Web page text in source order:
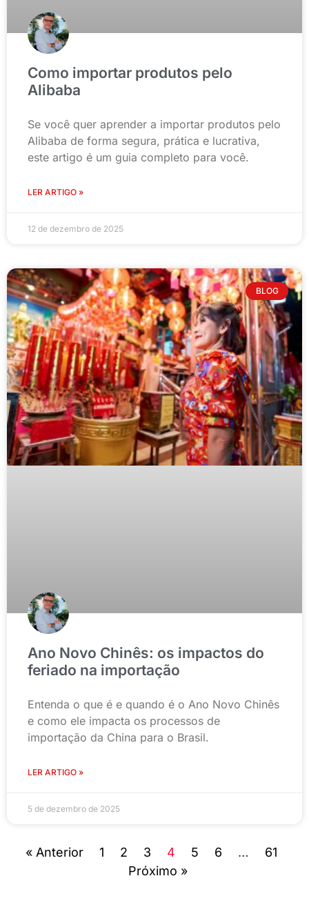
Como importar produtos pelo
Alibaba
Se você quer aprender a importar produtos pelo
Alibaba de forma segura, prática e lucrativa,
este artigo é um guia completo para você.
LER ARTIGO »
12 de dezembro de 2025
BLOG
Ano Novo Chinês: os impactos do
feriado na importação
Entenda o que é e quando é o Ano Novo Chinês
e como ele impacta os processos de
importação da China para o Brasil.
LER ARTIGO »
5 de dezembro de 2025
« Anterior 1 2 3 4 5 6 …
61
Próximo »